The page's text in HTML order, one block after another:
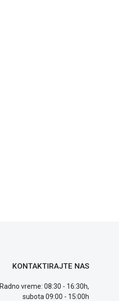
KONTAKTIRAJTE NAS
Radno vreme: 08:30 - 16:30h,
subota 09:00 - 15:00h